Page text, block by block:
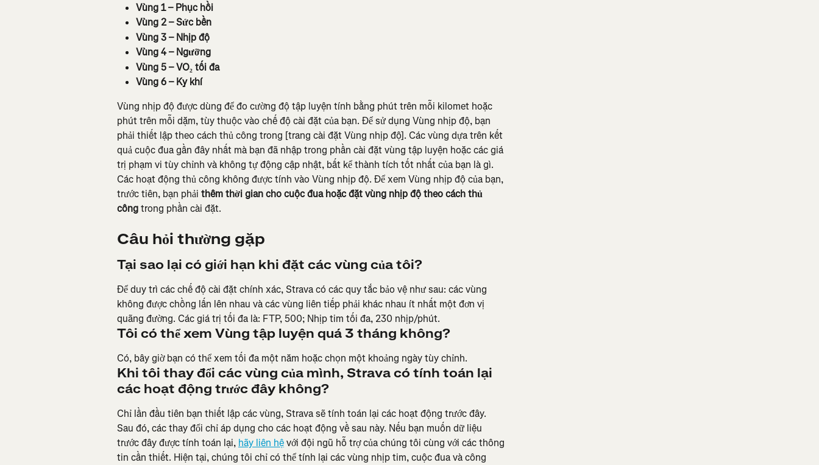
Vùng 1 – Phục hồi
Vùng 2 – Sức bền
Vùng 3 – Nhịp độ
Vùng 4 – Ngưỡng
Vùng 5 – VO₂ tối đa
Vùng 6 – Kỵ khí
Vùng nhịp độ được dùng để đo cường độ tập luyện tính bằng phút trên mỗi kilomet hoặc
phút trên mỗi dặm, tùy thuộc vào chế độ cài đặt của bạn. Để sử dụng Vùng nhịp độ, bạn
phải thiết lập theo cách thủ công trong [trang cài đặt Vùng nhịp độ]. Các vùng dựa trên kết
quả cuộc đua gần đây nhất mà bạn đã nhập trong phần cài đặt vùng tập luyện hoặc các giá
trị phạm vi tùy chỉnh và không tự động cập nhật, bất kể thành tích tốt nhất của bạn là gì.
Các hoạt động thủ công không được tính vào Vùng nhịp độ. Để xem Vùng nhịp độ của bạn,
trước tiên, bạn phải thêm thời gian cho cuộc đua hoặc đặt vùng nhịp độ theo cách thủ
công trong phần cài đặt.
Câu hỏi thường gặp
Tại sao lại có giới hạn khi đặt các vùng của tôi?
Để duy trì các chế độ cài đặt chính xác, Strava có các quy tắc bảo vệ như sau: các vùng
không được chồng lấn lên nhau và các vùng liên tiếp phải khác nhau ít nhất một đơn vị
quãng đường. Các giá trị tối đa là: FTP, 500; Nhịp tim tối đa, 230 nhịp/phút.
Tôi có thể xem Vùng tập luyện quá 3 tháng không?
Có, bây giờ bạn có thể xem tối đa một năm hoặc chọn một khoảng ngày tùy chỉnh.
Khi tôi thay đổi các vùng của mình, Strava có tính toán lại
các hoạt động trước đây không?
Chỉ lần đầu tiên bạn thiết lập các vùng, Strava sẽ tính toán lại các hoạt động trước đây.
Sau đó, các thay đổi chỉ áp dụng cho các hoạt động về sau này. Nếu bạn muốn dữ liệu
trước đây được tính toán lại, hãy liên hệ với đội ngũ hỗ trợ của chúng tôi cùng với các thông
tin cần thiết. Hiện tại, chúng tôi chỉ có thể tính lại các vùng nhịp tim, cuộc đua và công